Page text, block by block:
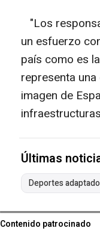
"Los
un esfuerzo
país como es
representa
imagen de
Últimas
Deportes
Contenido patrocinado